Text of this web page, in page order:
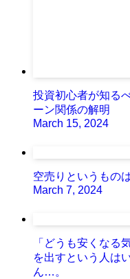
投資初心者が知る
ーン関係の解明
March 15, 2024
空売りというもの
March 7, 2024
「どうも安くなる
を出すという人は
ん…。